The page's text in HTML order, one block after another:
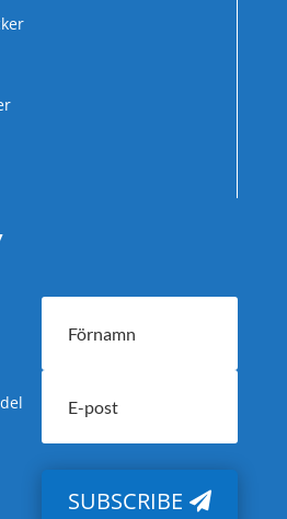
SUBSCRIBE